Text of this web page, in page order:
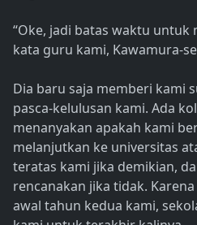
“Oke, jadi batas waktu untuk
kata guru kami, Kawamura-
Dia baru saja memberi kami
pasca-kelulusan kami. Ada
menanyakan apakah kami
melanjutkan ke universitas
teratas kami jika demikian,
rencanakan jika tidak.
awal tahun kedua kami,